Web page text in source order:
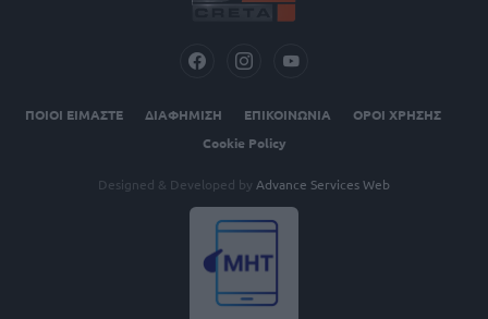
ΠΟΙΟΙ ΕΙΜΑΣΤΕ ΔΙΑΦΗΜΙΣΗ ΕΠΙΚΟΙΝΩΝΙΑ
ΟΡΟΙ ΧΡΗΣΗΣ
Cookie Policy
Designed & Developed by Advance Services Web